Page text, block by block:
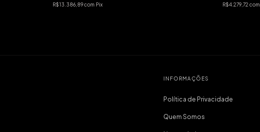
R$13.386,89com Pix R$4.279,72com
INFORMAÇÕES
Política de Privacidade
Quem Somos